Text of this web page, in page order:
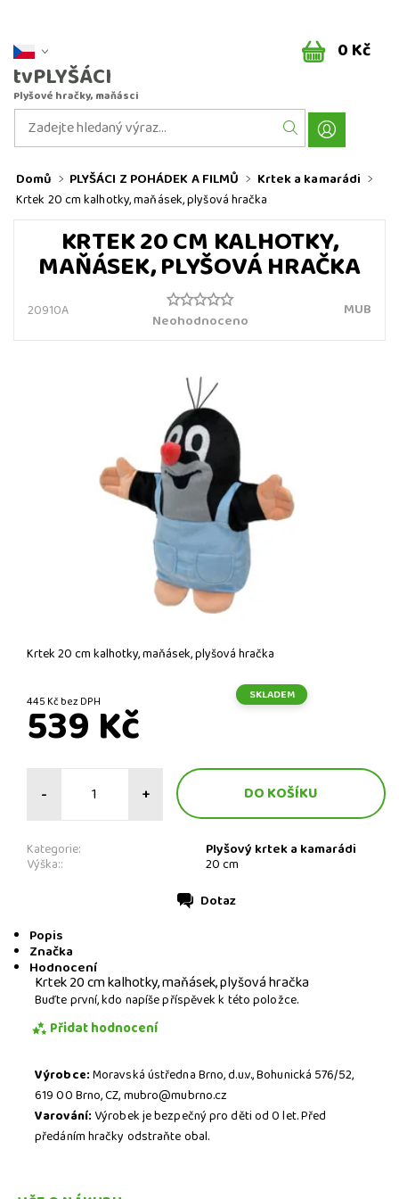
tvPLYŠÁCI
Plyšové hračky, maňásci
0 Kč
Domů PLYŠÁCI Z POHÁDEK A FILMŮ Krtek a kamarádi
Krtek 20 cm kalhotky, maňásek, plyšová hračka
KRTEK 20 CM KALHOTKY,
MAŇÁSEK, PLYŠOVÁ HRAČKA
20910A Neohodnoceno
MUB
Krtek 20 cm kalhotky, maňásek, plyšová hračka
445 Kč bez DPH SKLADEM
539 Kč
- +
Kategorie: Plyšový krtek a kamarádi
Výška:: 20 cm
Dotaz
Popis
Značka
Hodnocení
Krtek 20 cm kalhotky, maňásek, plyšová hračka
Buďte první, kdo napíše příspěvek k této položce.
Přidat hodnocení
Výrobce:Moravská ústředna Brno, d.u.v., Bohunická 576/52,
619 00 Brno, CZ, mubro@mubrno.cz
Varování:Výrobek je bezpečný pro děti od 0 let. Před
předáním hračky odstraňte obal.